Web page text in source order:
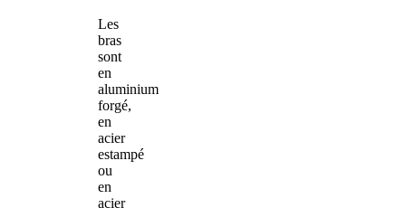
Les
bras
sont
en
aluminium
forgé,
en
acier
estampé
ou
en
acier